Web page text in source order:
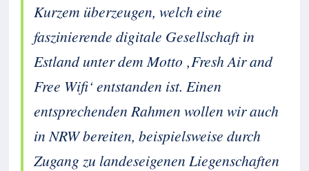
Kurzem überzeugen, welch eine
faszinierende digitale Gesellschaft in
Estland unter dem Motto ‚Fresh Air and
Free Wifi‘ entstanden ist. Einen
entsprechenden Rahmen wollen wir auch
in NRW bereiten, beispielsweise durch
Zugang zu landeseigenen Liegenschaften